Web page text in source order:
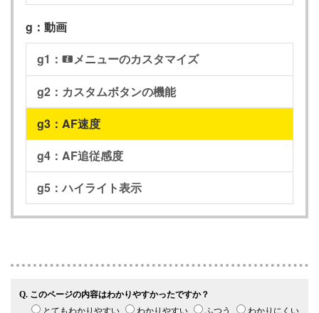
g：動画
g1： iメニューのカスタマイズ
g2：カスタムボタンの機能
g3：AF速度
g4：AF追従感度
g5：ハイライト表示